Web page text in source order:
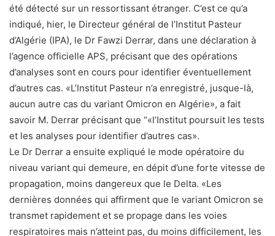
été détecté sur un ressortissant étranger. C’est ce qu’a
indiqué, hier, le Directeur général de l’Institut Pasteur
d’Algérie (IPA), le Dr Fawzi Derrar, dans une déclaration à
l’agence officielle APS, précisant que des opérations
d’analyses sont en cours pour identifier éventuellement
d’autres cas. «L’Institut Pasteur n’a enregistré, jusque-là,
aucun autre cas du variant Omicron en Algérie», a fait
savoir M. Derrar précisant que “«l’Institut poursuit les tests
et les analyses pour identifier d’autres cas».
Le Dr Derrar a ensuite expliqué le mode opératoire du
niveau variant qui demeure, en dépit d’une forte vitesse de
propagation, moins dangereux que le Delta. «Les
dernières données qui affirment que le variant Omicron se
transmet rapidement et se propage dans les voies
respiratoires mais n’atteint pas, du moins difficilement, les